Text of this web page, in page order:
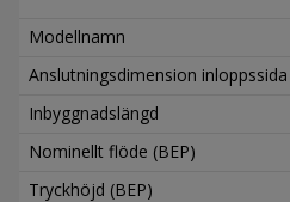
Modellnamn
Anslutningsdimension inloppssida
Inbyggnadslängd
Nominellt flöde (BEP)
Tryckhöjd (BEP)